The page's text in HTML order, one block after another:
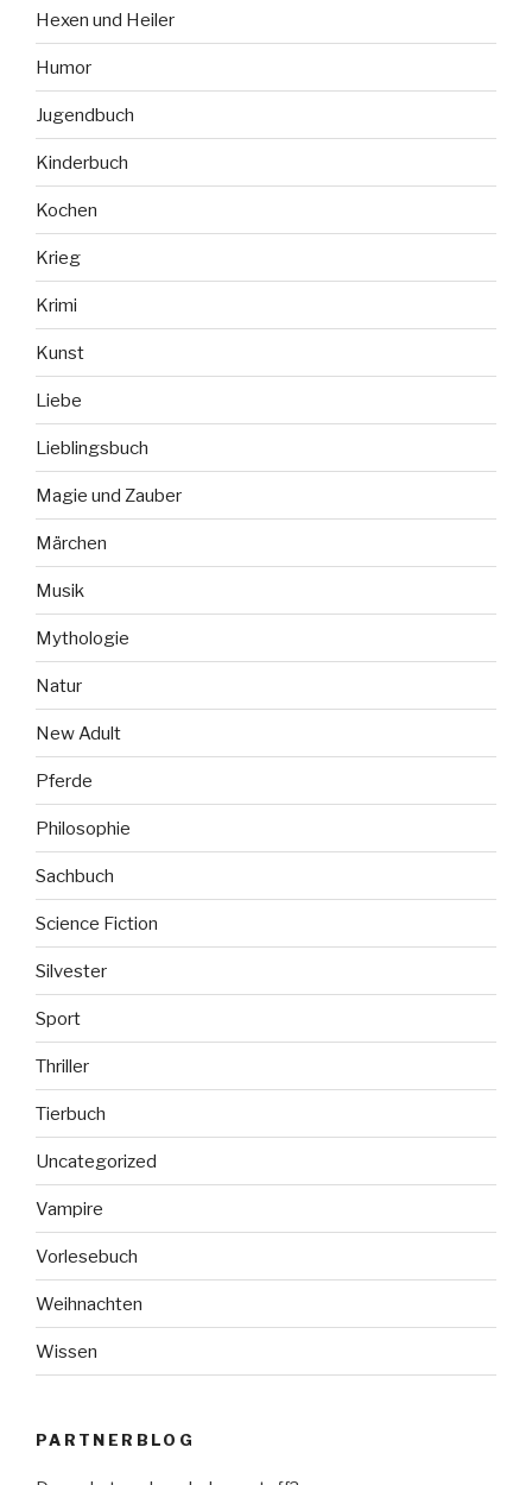
Hexen und Heiler
Humor
Jugendbuch
Kinderbuch
Kochen
Krieg
Krimi
Kunst
Liebe
Lieblingsbuch
Magie und Zauber
Märchen
Musik
Mythologie
Natur
New Adult
Pferde
Philosophie
Sachbuch
Science Fiction
Silvester
Sport
Thriller
Tierbuch
Uncategorized
Vampire
Vorlesebuch
Weihnachten
Wissen
PARTNERBLOG